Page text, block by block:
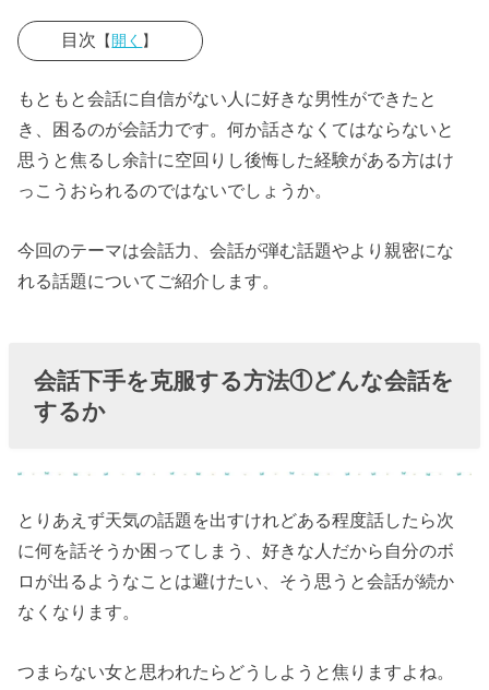
目次 【開く 】
› 会話下手を克
服する方法①
どんな会話を
するか
食べ物
» 彼の趣
話
› 会話下手を克
②NGな話題
服する方法③
もともと会話に自信がない人に好きな男性ができたと
き、困るのが会話力です。何か話さなくてはならないと
思うと焦るし余計に空回りし後悔した経験がある方はけ
っこうおられるのではないでしょうか。
今回のテーマは会話力、会話が弾む話題やより親密にな
れる話題についてご紹介します。
会話下手を克服する方法①どんな会話を
するか
とりあえず天気の話題を出すけれどある程度話したら次
に何を話そうか困ってしまう、好きな人だから自分のボ
ロが出るようなことは避けたい、そう思うと会話が続か
なくなります。
つまらない女と思われたらどうしようと焦りますよね。